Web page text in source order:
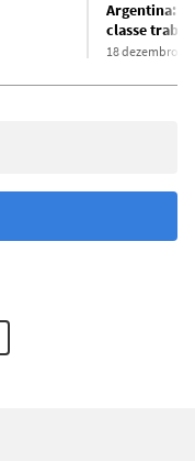
Argentina:
classe
18 dezembro